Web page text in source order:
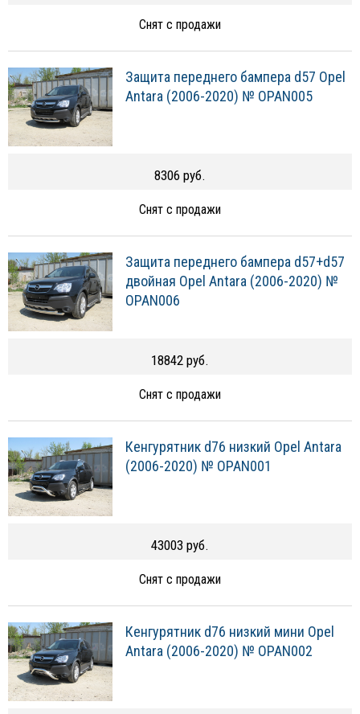
Снят с продажи
Защита переднего бампера d57 Opel
Antara (2006-2020) № OPAN005
8306 руб.
Снят с продажи
Защита переднего бампера d57+d57
двойная Opel Antara (2006-2020) №
OPAN006
18842 руб.
Снят с продажи
Кенгурятник d76 низкий Opel Antara
(2006-2020) № OPAN001
43003 руб.
Снят с продажи
Кенгурятник d76 низкий мини Opel
Antara (2006-2020) № OPAN002